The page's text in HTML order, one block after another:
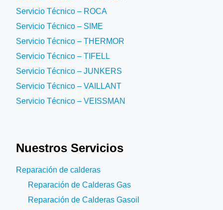
Servicio Técnico – ROCA
Servicio Técnico – SIME
Servicio Técnico – THERMOR
Servicio Técnico – TIFELL
Servicio Técnico – JUNKERS
Servicio Técnico – VAILLANT
Servicio Técnico – VEISSMAN
Nuestros Servicios
Reparación de calderas
Reparación de Calderas Gas
Reparación de Calderas Gasoil